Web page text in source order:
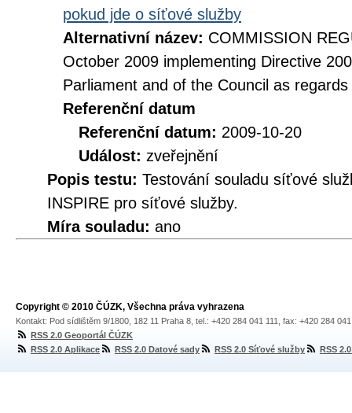
pokud jde o síťové služby
Alternativní název: COMMISSION
October 2009 implementing Directive
Parliament and of the Council as
Referenční datum
Referenční datum: 2009-10-20
Událost: zveřejnění
Popis testu: Testování souladu síťové
INSPIRE pro síťové služby.
Míra souladu: ano
Copyright © 2010 ČÚZK, Všechna práva vyhrazena
Kontakt: Pod sídlištěm 9/1800, 182 11 Praha 8, tel.: +420 284 041 111, fax: +420 284
RSS 2.0 Geoportál ČÚZK
RSS 2.0 Aplikace
RSS 2.0 Datové sady RSS 2.0 Síťové služby RSS